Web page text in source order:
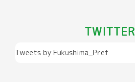
TWITTER
Tweets by Fukushima_Pref